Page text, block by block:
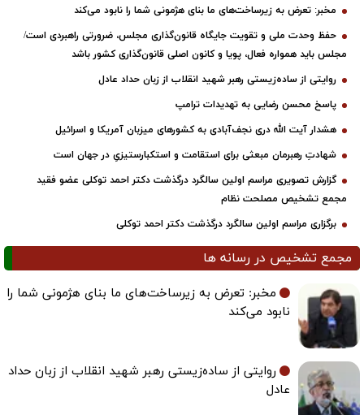
مخبر: تعرض به زیرساخت‌های ما بنای هژمونی شما را نابود می‌کند
حفظ وحدت ملی و تقویت جایگاه قانون‌گذاری مجلس، ضرورتی راهبردی است/
مجلس باید همواره فعال، پویا و کانون اصلی قانون‌گذاری کشور باشد
روایتی از ساده‌زیستی رهبر شهید انقلاب از زبان حداد عادل
پاسخ محسن رضایی به تهدیدات ترامپ
هشدار آیت الله دری نجف‌آبادی به کشورهای میزبان آمریکا و اسرائیل
شهادتِ رهبرمان مبعثی برای استقامت و استکبارستیزیِ در جهان است
گزارش تصویری مراسم اولین سالگرد درگذشت دکتر احمد توکلی عضو فقید
مجمع تشخیص مصلحت نظام
برگزاری مراسم اولین سالگرد درگذشت دکتر احمد توکلی
مجمع تشخیص در رسانه ها
مخبر: تعرض به زیرساخت‌های ما بنای هژمونی شما را
نابود می‌کند
روایتی از ساده‌زیستی رهبر شهید انقلاب از زبان حداد
عادل